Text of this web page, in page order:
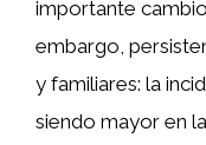
importante
embargo,
y familiares: la
siendo mayor en